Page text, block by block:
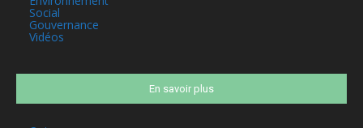
Social
Gouvernance
Vidéos
En savoir plus